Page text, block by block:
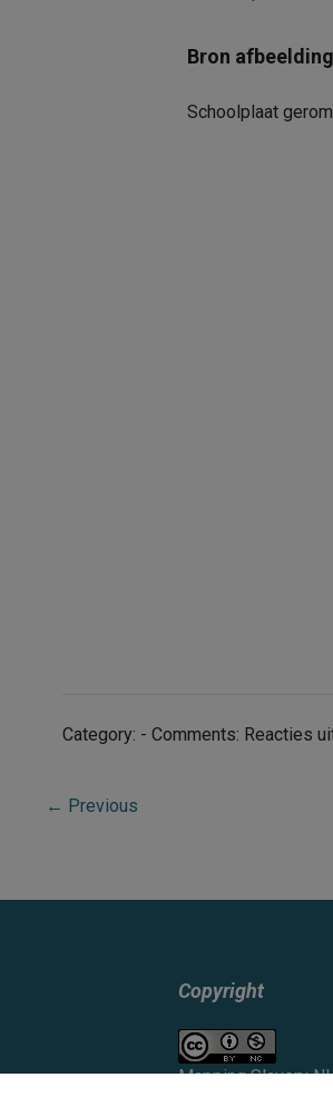
Bron afbeelding
Schoolplaat
Category: - Comments: Reacties
← Previous
Copyright
Mapping Slavery